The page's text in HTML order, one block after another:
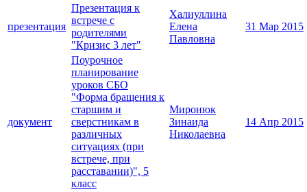
презентация
Презентация к
встрече с
родителями
"Кризис 3 лет"
Халиуллина
Елена
Павловна
31 Мар 2015
документ
Поурочное
планирование
уроков СБО
"Форма бращения к
старшим и
сверстникам в
различных
ситуациях (при
встрече, при
расставании)", 5
класс
Миронюк
Зинаида
Николаевна
14 Апр 2015